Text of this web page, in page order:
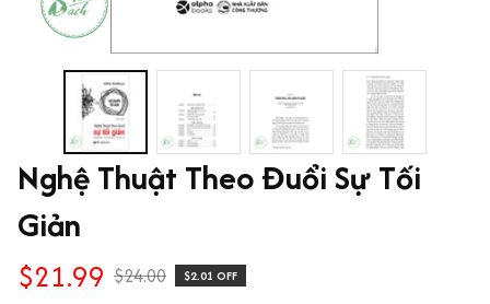
Nghệ Thuật Theo Đuổi Sự Tối
Giản
$21.99 $24.00 $2.01 OFF